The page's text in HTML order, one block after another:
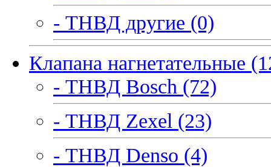
- ТНВД другие (0)
Клапана нагнетательные
- ТНВД Bosch (72)
- ТНВД Zexel (23)
- ТНВД Denso (4)